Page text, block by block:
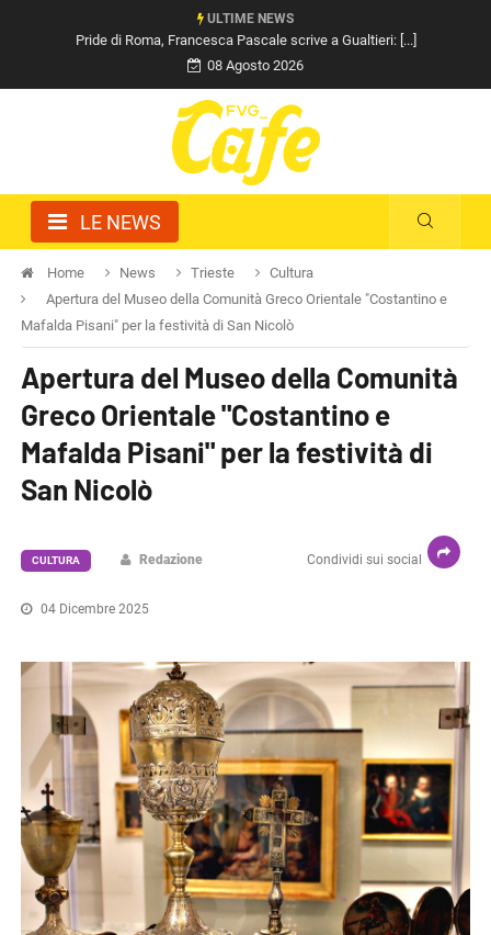
ULTIME NEWS
Pride di Roma, Francesca Pascale scrive a Gualtieri: [...]
08 Agosto 2026
LE NEWS
Home News Trieste
Cultura
Apertura del Museo della Comunità Greco Orientale "Costantino e
Mafalda Pisani" per la festività di San Nicolò
Apertura del Museo della Comunità
Greco Orientale "Costantino e
Mafalda Pisani" per la festività di
San Nicolò
Condividi sui social
CULTURA Redazione
04 Dicembre 2025